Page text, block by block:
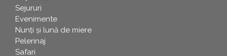
Sejururi
Evenimente
Nunți și lună de miere
Pelerinaj
Safari